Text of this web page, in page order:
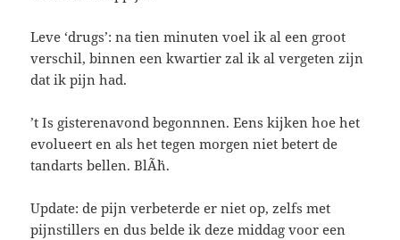
Leve ‘drugs’: na tien minuten voel ik al een groot
verschil, binnen een kwartier zal ik al vergeten zijn
dat ik pijn had.
’t Is gisterenavond begonnnen. Eens kijken hoe het
evolueert en als het tegen morgen niet betert de
tandarts bellen. BlÃ¨h.
Update: de pijn verbeterde er niet op, zelfs met
pijnstillers en dus belde ik deze middag voor een